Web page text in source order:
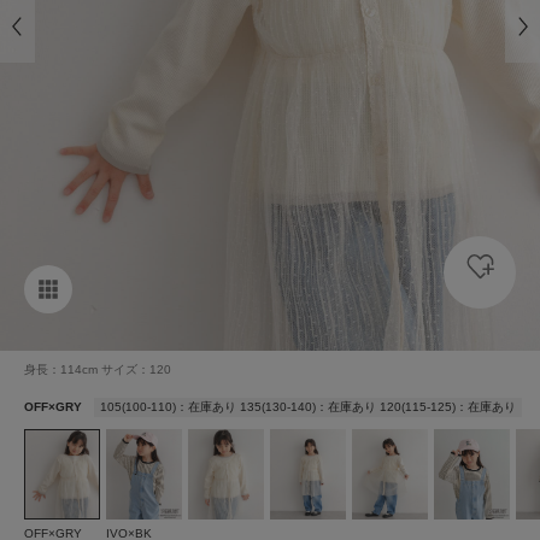
身長：114cm サイズ：120
OFF×GRY 105(100-110)：在庫あり 135(130-140)：在庫あり 120(115-125)：在庫あり
OFF×GRY IVO×BK